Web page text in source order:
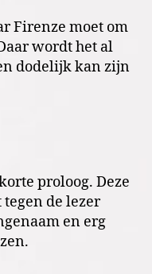
Firenze moet om
wordt het al
dodelijk kan zijn
proloog. Deze
tegen de lezer
en erg